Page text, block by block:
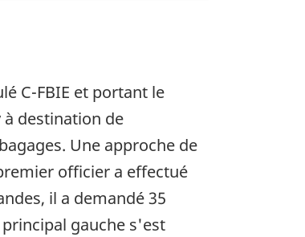
C-FBIE et portant le
destination de
Une approche de
officier a effectué
il a demandé 35
gauche s'est